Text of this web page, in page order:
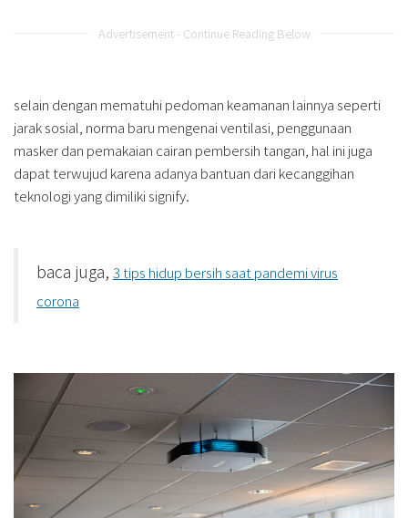
Advertisement - Continue Reading Below
selain dengan mematuhi pedoman keamanan lainnya seperti
jarak sosial, norma baru mengenai ventilasi, penggunaan
masker dan pemakaian cairan pembersih tangan, hal ini juga
dapat terwujud karena adanya bantuan dari kecanggihan
teknologi yang dimiliki signify.
baca juga, 3 tips hidup bersih saat pandemi virus
corona